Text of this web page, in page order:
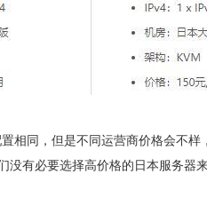
相同，但是不同运营商价格会不
没有必要选择高价格的日本服务器